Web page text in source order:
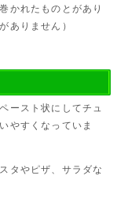
かれたものとがあり
ありません）
ースト状にしてチュ
やすくなっていま
タやピザ、サラダな